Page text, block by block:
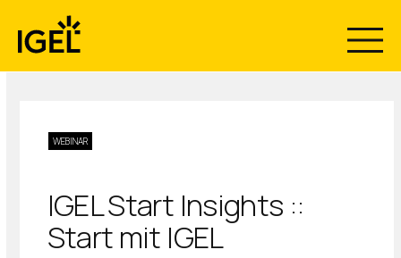
content
WEBINAR
IGEL Start Insights ::
Start mit IGEL